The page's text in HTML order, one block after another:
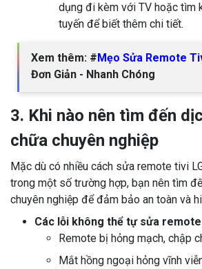
dụng đi kèm với TV hoặc tìm
tuyến để biết thêm chi tiết.
Xem thêm: # Mẹo Sửa Remote
Đơn Giản - Nhanh Chóng
3. Khi nào nên tìm đến
chữa chuyên nghiệp
Mặc dù có nhiều cách sửa remote tivi
trong một số trường hợp, bạn nên tìm
chuyên nghiệp để đảm bảo an toàn và
Các lỗi không thể tự sửa
Remote bị hỏng mạch, chập
Mắt hồng ngoại hỏng vĩnh